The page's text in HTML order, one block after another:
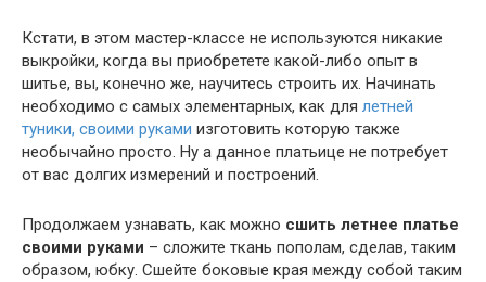
Кстати, в этом мастер-классе не используются никакие
выкройки, когда вы приобретете какой-либо опыт в
шитье, вы, конечно же, научитесь строить их. Начинать
необходимо с самых элементарных, как для летней
туники, своими руками изготовить которую также
необычайно просто. Ну а данное платьице не потребует
от вас долгих измерений и построений.
Продолжаем узнавать, как можно сшить летнее платье
своими руками – сложите ткань пополам, сделав, таким
образом, юбку. Сшейте боковые края между собой таким